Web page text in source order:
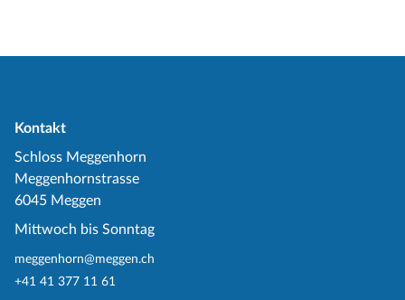
Kontakt
Schloss Meggenhorn
Meggenhornstrasse
6045 Meggen
Mittwoch bis Sonntag
meggenhorn@meggen.ch
+41 41 377 11 61